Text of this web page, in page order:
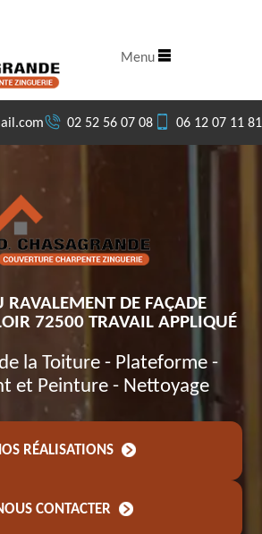
02 52 56 07 08 06 12 07 11 81
Menu
RAVALEMENT DE FAÇADE
72500 TRAVAIL APPLIQUÉ
la Toiture - Plateforme -
et Peinture - Nettoyage
RÉALISATIONS
CONTACTER